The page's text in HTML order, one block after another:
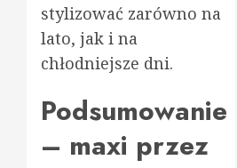
stylizować zarówno na
lato, jak i na
chłodniejsze dni.
Podsumowanie
– maxi przez